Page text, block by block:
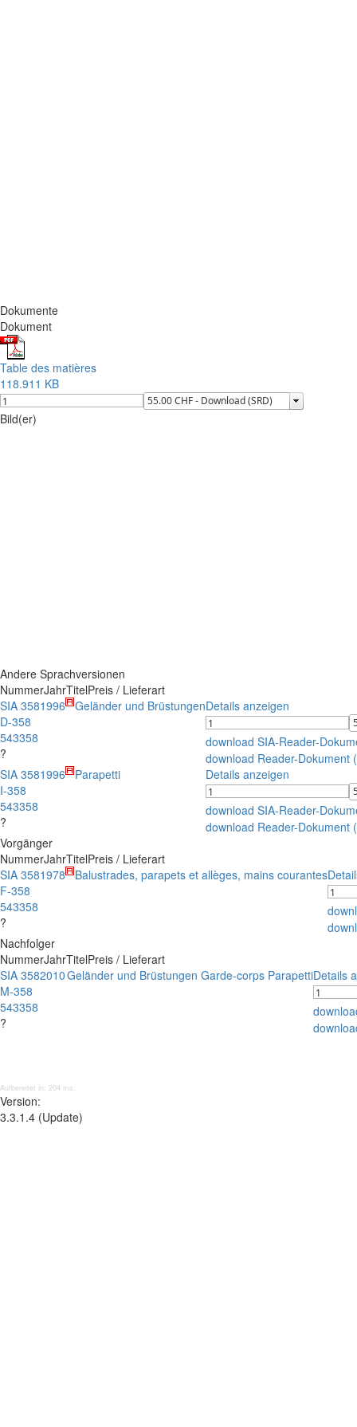
Dokumente
Dokument
Table des matières
118.911 KB
Bild(er)
Andere Sprachversionen
NummerJahrTitelPreis / Lieferart
SIA 358
D-358
543358
?
1996 Geländer und BrüstungenDetails anzeigen
download SIA-Reader-
download Reader-Dokument
SIA 358
I-358
543358
?
1996 Parapetti Details anzeigen
download SIA-Reader-
download Reader-Dokument
Vorgänger
NummerJahrTitelPreis / Lieferart
SIA 358
F-358
543358
?
1978 Balustrades, parapets et allèges, mains courantes
Nachfolger
NummerJahrTitelPreis / Lieferart
SIA 358
M-358
543358
?
2010Geländer und Brüstungen Garde-corps ParapettiDetails
Aufbereitet in: 204 ms;
Version:
3.3.1.4 (Update)